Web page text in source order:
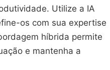
Utilize a IA
os com sua expertise
híbrida permite
e mantenha a